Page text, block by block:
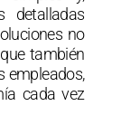
detalladas
no
también
empleados,
cada vez